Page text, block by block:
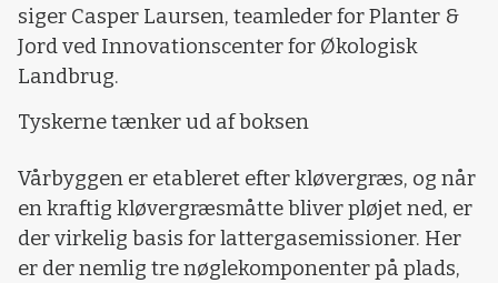
siger Casper Laursen, teamleder for Planter &
Jord ved Innovationscenter for Økologisk
Landbrug.
Tyskerne tænker ud af boksen
Vårbyggen er etableret efter kløvergræs, og når
en kraftig kløvergræsmåtte bliver pløjet ned, er
der virkelig basis for lattergasemissioner. Her
er der nemlig tre nøglekomponenter på plads,